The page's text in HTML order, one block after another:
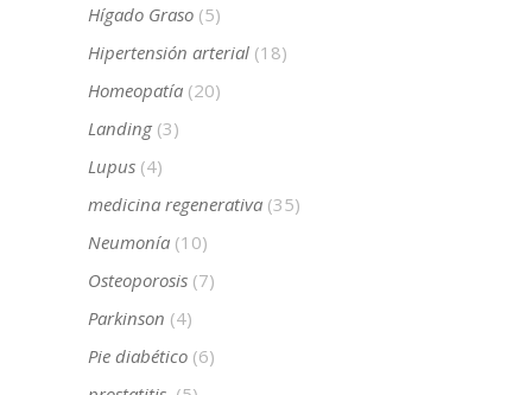
Hígado Graso (5)
Hipertensión arterial (18)
Homeopatía (20)
Landing (3)
Lupus (4)
medicina regenerativa (35)
Neumonía (10)
Osteoporosis (7)
Parkinson (4)
Pie diabético (6)